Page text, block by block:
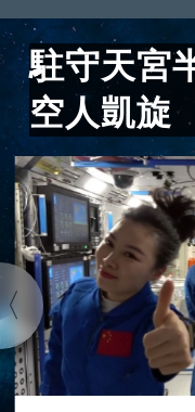
駐守天宮
空人凱旋